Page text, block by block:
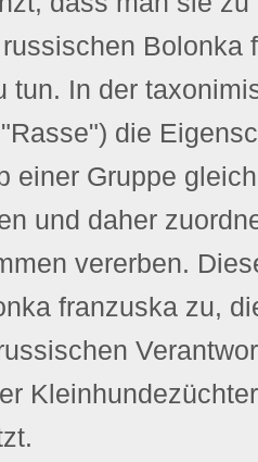
Bolonka
tun. In der
die
einer Gruppe
und daher
vererben.
franzuska zu,